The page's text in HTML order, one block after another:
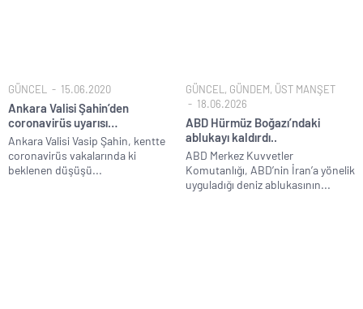
GÜNCEL 15.06.2020
Ankara Valisi Şahin’den
coronavirüs uyarısı…
Ankara Valisi Vasip Şahin, kentte
coronavirüs vakalarında ki
beklenen düşüşü...
GÜNCEL , GÜNDEM, ÜST MANŞET
18.06.2026
ABD Hürmüz Boğazı’ndaki
ablukayı kaldırdı..
ABD Merkez Kuvvetler
Komutanlığı, ABD’nin İran’a yönelik
uyguladığı deniz ablukasının...